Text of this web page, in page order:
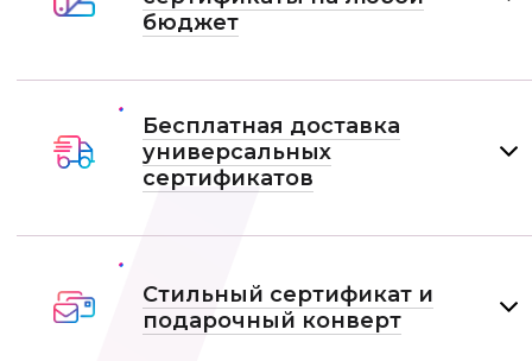
бюджет
Бесплатная доставка
универсальных
сертификатов
Стильный сертификат и
подарочный конверт